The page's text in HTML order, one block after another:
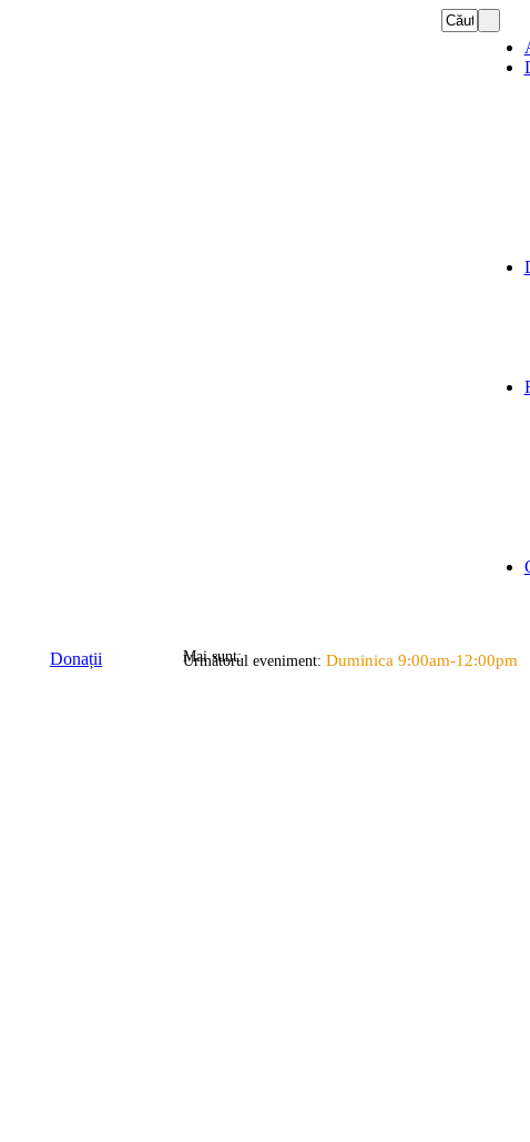
Donații Următorul eveniment: Duminica 9:00am-12:00pm
Mai sunt: